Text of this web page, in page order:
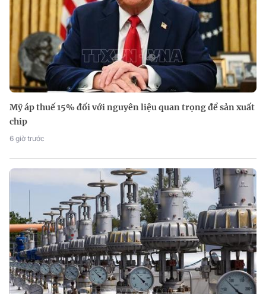
Mỹ áp thuế 15% đối với nguyên liệu quan trọng để sản xuất
chip
6 giờ trước